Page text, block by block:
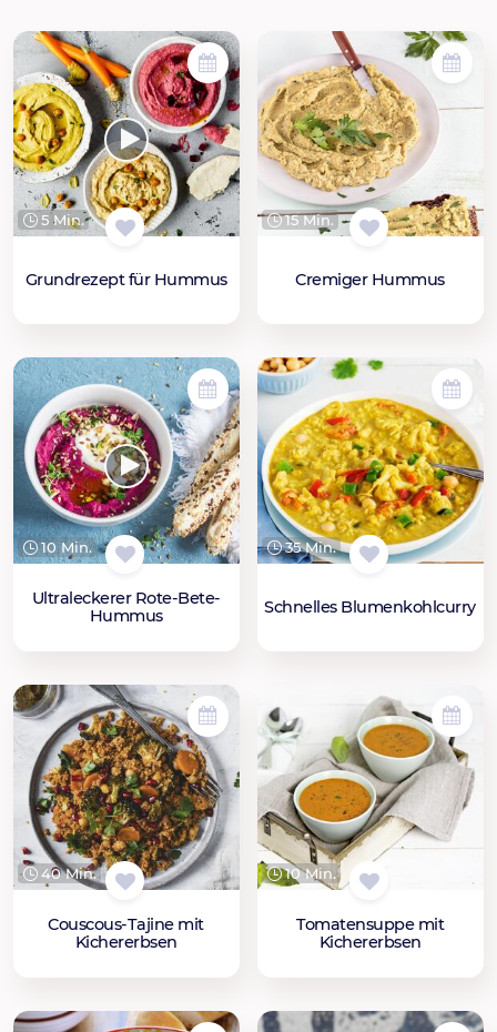
5 Min.
Grundrezept für Hummus
15 Min.
Cremiger Hummus
10 Min.
Ultraleckerer Rote-Bete-
Hummus
35 Min.
Schnelles Blumenkohlcurry
40 Min.
Couscous-Tajine mit
Kichererbsen
10 Min.
Tomatensuppe mit
Kichererbsen